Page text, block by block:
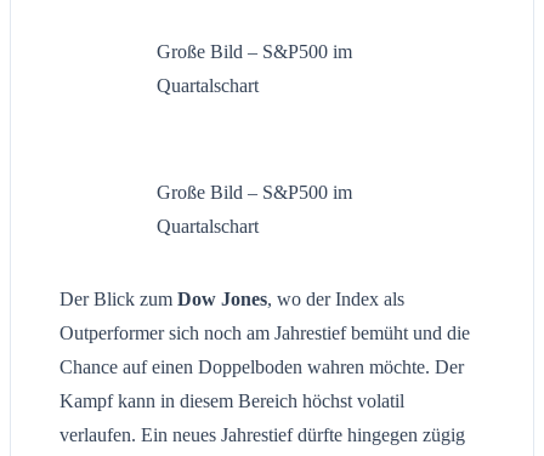
Große Bild – S&P500 im
Quartalschart
Große Bild – S&P500 im
Quartalschart
Der Blick zum Dow Jones, wo der Index als
Outperformer sich noch am Jahrestief bemüht und die
Chance auf einen Doppelboden wahren möchte. Der
Kampf kann in diesem Bereich höchst volatil
verlaufen. Ein neues Jahrestief dürfte hingegen zügig